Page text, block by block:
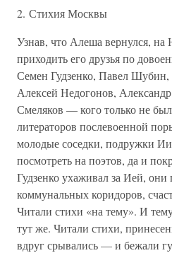
2. Стихия Москвы
Узнав, что Алеша вернулся,
приходить его друзья по
Семен Гудзенко, Павел
Алексей Недогонов,
Смеляков — кого только не
литераторов послевоенной
молодые соседки, подружки
посмотреть на поэтов, да и
Гудзенко ухаживал за Ией, они
коммунальных коридоров,
Читали стихи «на тему». И
тут же. Читали стихи,
вдруг срывались — и бежали